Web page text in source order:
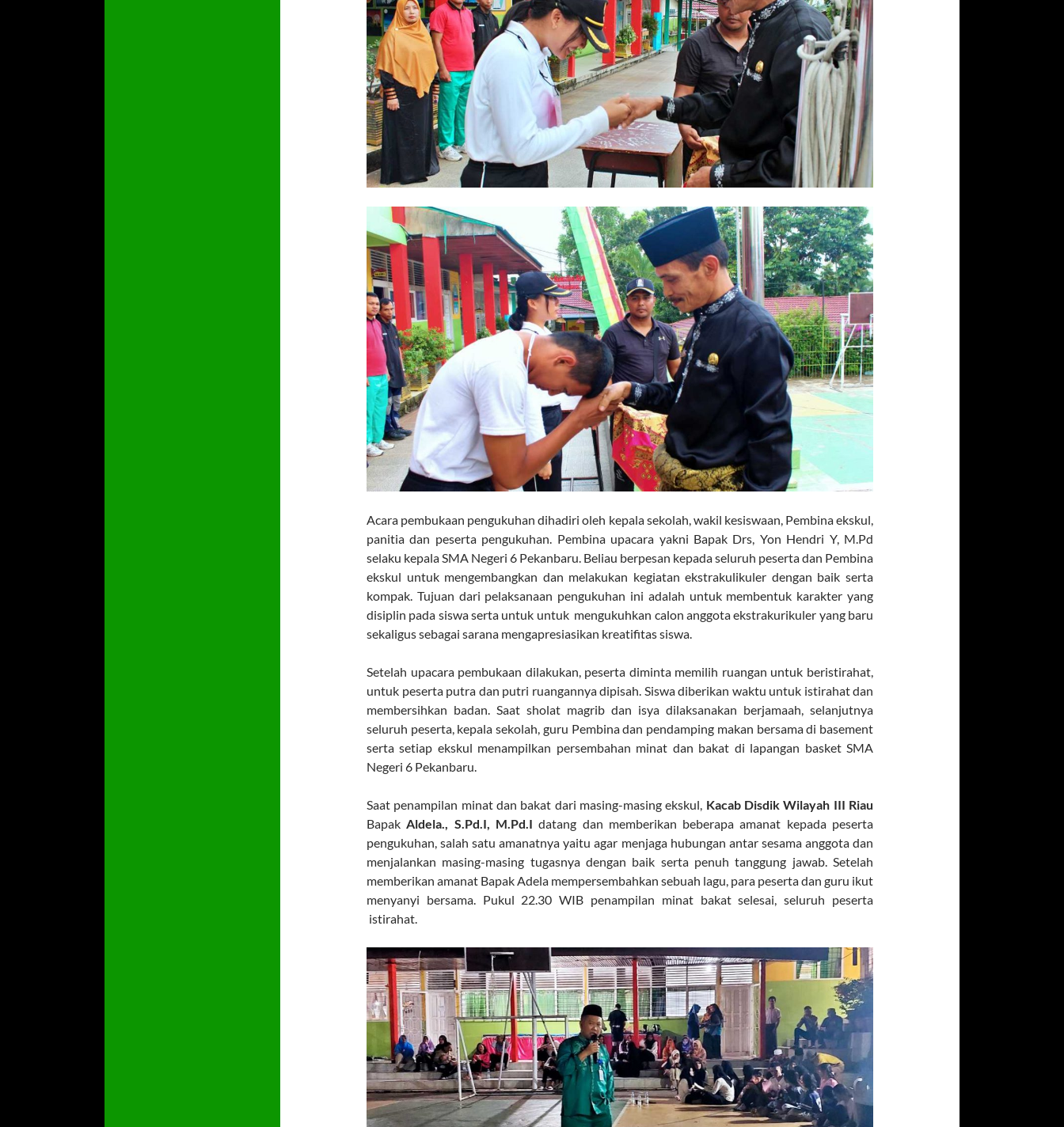
Acara pembukaan pengukuhan dihadiri oleh kepala sekolah, wakil kesiswaan, Pembina ekskul,
panitia dan peserta pengukuhan. Pembina upacara yakni Bapak Drs, Yon Hendri Y, M.Pd
selaku kepala SMA Negeri 6 Pekanbaru. Beliau berpesan kepada seluruh peserta dan Pembina
ekskul untuk mengembangkan dan melakukan kegiatan ekstrakulikuler dengan baik serta
kompak. Tujuan dari pelaksanaan pengukuhan ini adalah untuk membentuk karakter yang
disiplin pada siswa serta untuk untuk mengukuhkan calon anggota ekstrakurikuler yang baru
sekaligus sebagai sarana mengapresiasikan kreatifitas siswa.
Setelah upacara pembukaan dilakukan, peserta diminta memilih ruangan untuk beristirahat,
untuk peserta putra dan putri ruangannya dipisah. Siswa diberikan waktu untuk istirahat dan
membersihkan badan. Saat sholat magrib dan isya dilaksanakan berjamaah, selanjutnya
seluruh peserta, kepala sekolah, guru Pembina dan pendamping makan bersama di basement
serta setiap ekskul menampilkan persembahan minat dan bakat di lapangan basket SMA
Negeri 6 Pekanbaru.
Saat penampilan minat dan bakat dari masing-masing ekskul, Kacab Disdik Wilayah III Riau
BapakAldela., S.Pd.I, M.Pd.I datang dan memberikan beberapa amanat kepada peserta
pengukuhan, salah satu amanatnya yaitu agar menjaga hubungan antar sesama anggota dan
menjalankan masing-masing tugasnya dengan baik serta penuh tanggung jawab. Setelah
memberikan amanat Bapak Adela mempersembahkan sebuah lagu, para peserta dan guru ikut
menyanyi bersama. Pukul 22.30 WIB penampilan minat bakat selesai, seluruh peserta
istirahat.